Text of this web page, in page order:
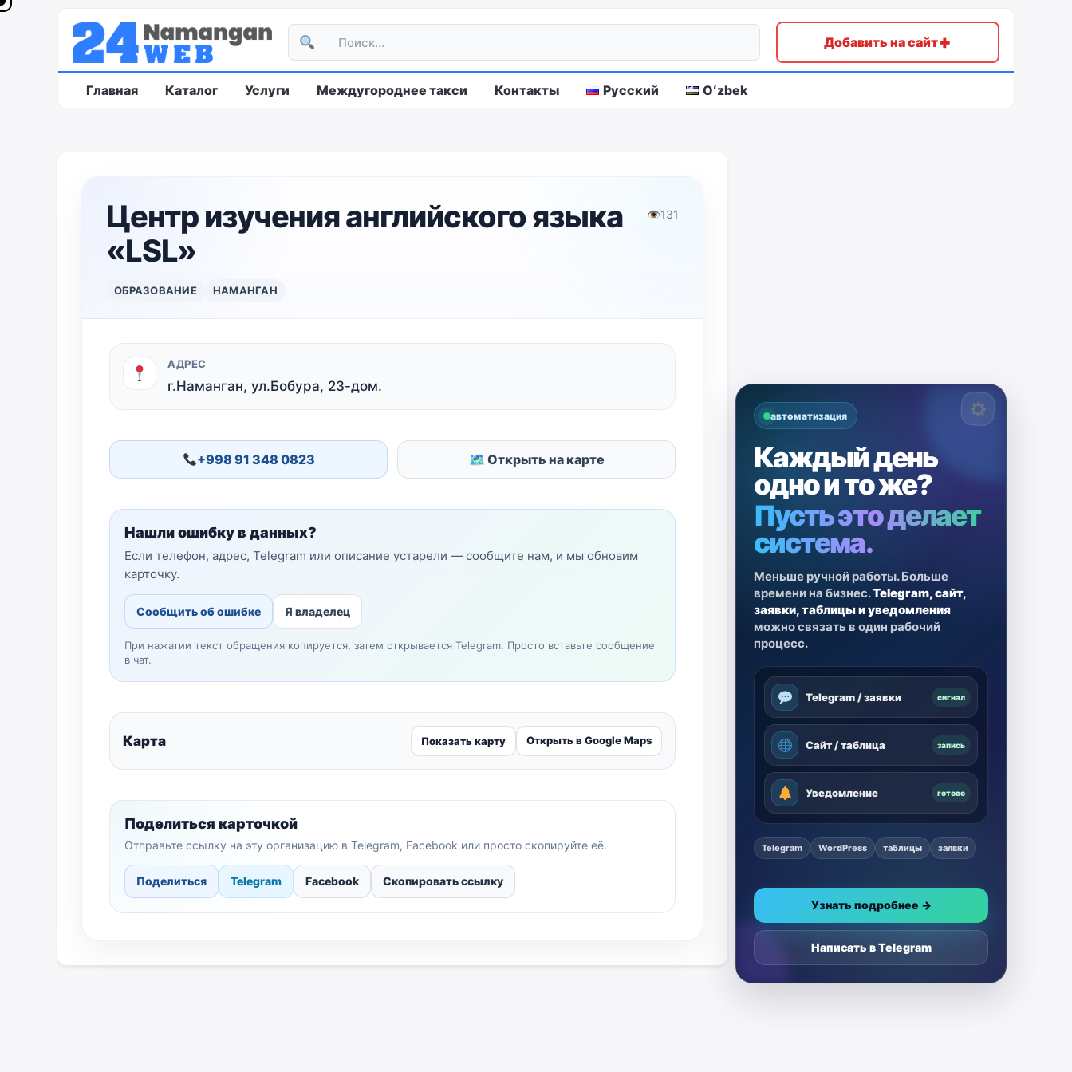
Добавить на сайт+
Главная Каталог Услуги Междугороднее такси Контакты Русский Oʻzbek
Центр изучения английского языка
«LSL»
👁131
ОБРАЗОВАНИЕ НАМАНГАН
АДРЕС
г.Наманган, ул.Бобура, 23-дом.
+998 91 348 0823 🗺 Открыть на карте
Нашли ошибку в данных?
Если телефон, адрес, Telegram или описание устарели — сообщите нам, и мы обновим
карточку.
Сообщить об ошибке Я владелец
При нажатии текст обращения копируется, затем открывается Telegram. Просто вставьте сообщение
в чат.
Карта Показать карту Открыть в Google Maps
Поделиться карточкой
Отправьте ссылку на эту организацию в Telegram, Facebook или просто скопируйте её.
Поделиться Telegram Facebook Скопировать ссылку
автоматизация
Каждый день
одно и то же?
Пусть это делает
система.
Меньше ручной работы. Больше
времени на бизнес.Telegram, сайт,
заявки, таблицы и уведомления
можно связать в один рабочий
процесс.
Telegram / заявки сигнал
Сайт / таблица запись
Уведомление готово
Telegram WordPress таблицы заявки
Узнать подробнее →
Написать в Telegram